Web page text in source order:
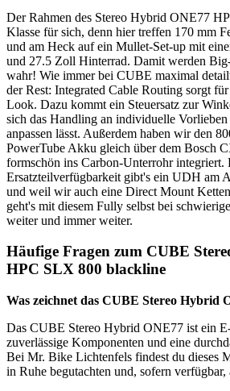
Der Rahmen des Stereo Hybrid ONE77
Klasse für sich, denn hier treffen 170 mm
und am Heck auf ein Mullet-Set-up mit
und 27.5 Zoll Hinterrad. Damit werden
wahr! Wie immer bei CUBE maximal
der Rest: Integrated Cable Routing sorgt
Look. Dazu kommt ein Steuersatz zur
sich das Handling an individuelle
anpassen lässt. Außerdem haben wir den
PowerTube Akku gleich über dem Bosch
formschön ins Carbon-Unterrohr integriert.
Ersatzteilverfügbarkeit gibt's ein UDH am
und weil wir auch eine Direct Mount
geht's mit diesem Fully selbst bei
weiter und immer weiter.
Häufige Fragen zum CUBE
HPC SLX 800 blackline
Was zeichnet das CUBE Stereo Hybrid
Das CUBE Stereo Hybrid ONE77 ist ein
zuverlässige Komponenten und eine
Bei Mr. Bike Lichtenfels findest du dieses
in Ruhe begutachten und, sofern verfügbar,